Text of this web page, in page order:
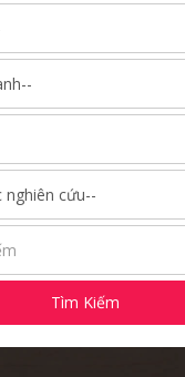
Tìm Kiếm